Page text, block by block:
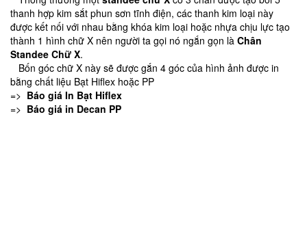
thanh hợp kim sắt phun sơn tĩnh điện, các thanh kim loại này
được kết nối với nhau bằng khóa kim loại hoặc nhựa chịu lực tạo
thành 1 hình chữ X nên người ta gọi nó ngắn gọn là Chân
Standee Chữ X.
Bốn góc chữ X này sẽ được gắn 4 góc của hình ảnh được in
bằng chất liệu Bạt Hiflex hoặc PP
=> Báo giá In Bạt Hiflex
=> Báo giá in Decan PP